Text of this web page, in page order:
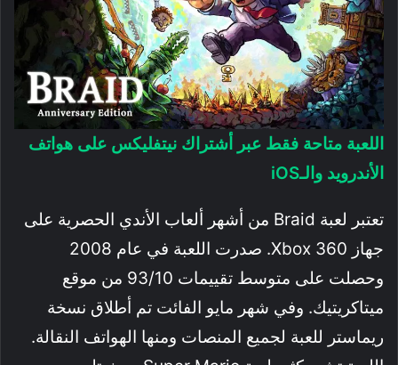
اللعبة متاحة فقط عبر أشتراك نيتفليكس على هواتف
الأندرويد والـiOS
تعتبر لعبة Braid من أشهر ألعاب الأندي الحصرية على
جهاز Xbox 360. صدرت اللعبة في عام 2008
وحصلت على متوسط تقييمات 93/10 من موقع
ميتاكريتيك. وفي شهر مايو الفائت تم أطلاق نسخة
ريماستر للعبة لجميع المنصات ومنها الهواتف النقالة.